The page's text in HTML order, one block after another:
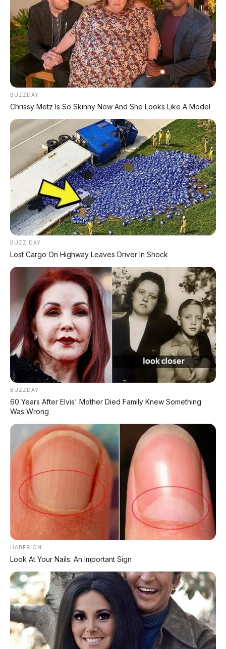
melonjak menjadi Rp1,5-2 miliar karena pajak.
Tapi dengan fitur selengkap ini, tetap lebih
murah dari kompetitor Eropa yang bisa tembus
Rp3 miliar. Indonesia harus segera bersiap,
karena mobil China sudah tidak main-main.
📰 Rekomendasi Artikel Lainnya:
🦈 BYD Shark 6
Double cabin hybrid 430 hp, 0-100 5,7 detik
⚡ Audi E7X EV
SUV listrik 751 km dengan L3 autonomous
🚙 Land Rover Freelander
SUV 6 kursi 800V dengan Huawei ADS 5.0
📑 Info Lengkap Seputar Otomotif dari
AP Motor:
🔋 Info Mobil Listrik
⚡ Info Motor Listrik
🏍️ Info Motor Honda
🏍️ Info Motor Yamaha
🏍️ Info Motor Kawasaki
#4LiDAR
#SUVMewah
#5CCharging
#ZeroGravitySeats
#BeijingAutoShow
Beijing Auto Show 2026
Bagikan:
Postingan Terkait
BUZZDAY
Chrissy Metz Is So Skinny Now And She Looks Like A Model
BUZZ DAY
Lost Cargo On Highway Leaves Driver In Shock
BUZZDAY
60 Years After Elvis' Mother Died Family Knew Something
Was Wrong
HABERION
Look At Your Nails: An Important Sign